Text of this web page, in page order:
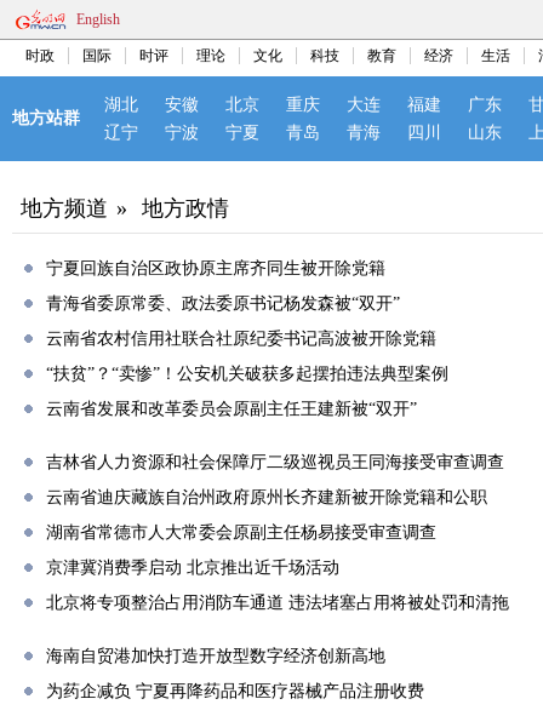
English
时政 国际 时评 理论 文化 科技 教育 经济 生活
地方站群
湖北 安徽 北京 重庆 大连 福建 广东
辽宁
宁波 宁夏 青岛 青海 四川 山东
地方频道 » 地方政情
宁夏回族自治区政协原主席齐同生被开除党籍
青海省委原常委、政法委原书记杨发森被“双开”
云南省农村信用社联合社原纪委书记高波被开除党籍
“扶贫”？“卖惨”！公安机关破获多起摆拍违法典型案例
云南省发展和改革委员会原副主任王建新被“双开”
吉林省人力资源和社会保障厅二级巡视员王同海接受审查调查
云南省迪庆藏族自治州政府原州长齐建新被开除党籍和公职
湖南省常德市人大常委会原副主任杨易接受审查调查
京津冀消费季启动 北京推出近千场活动
北京将专项整治占用消防车通道 违法堵塞占用将被处罚和清拖
海南自贸港加快打造开放型数字经济创新高地
为药企减负 宁夏再降药品和医疗器械产品注册收费